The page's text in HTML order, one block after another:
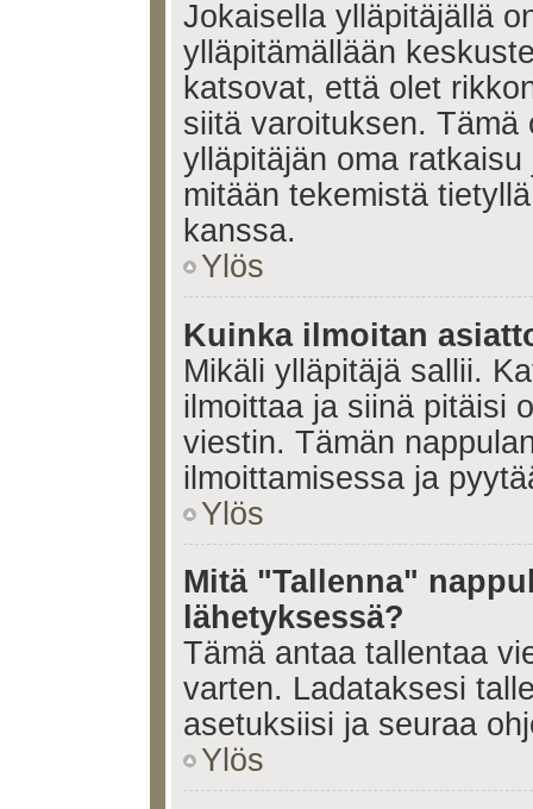
Jokaisella ylläpitäjällä
ylläpitämällään
katsovat, että olet
siitä varoituksen.
ylläpitäjän oma
mitään tekemistä
kanssa.
Ylös
Kuinka ilmoitan
Mikäli ylläpitäjä sallii.
ilmoittaa ja siinä pitäisi
viestin. Tämän
ilmoittamisessa ja
Ylös
Mitä "Tallenna"
lähetyksessä?
Tämä antaa tallentaa
varten. Ladataksesi
asetuksiisi ja seuraa
Ylös